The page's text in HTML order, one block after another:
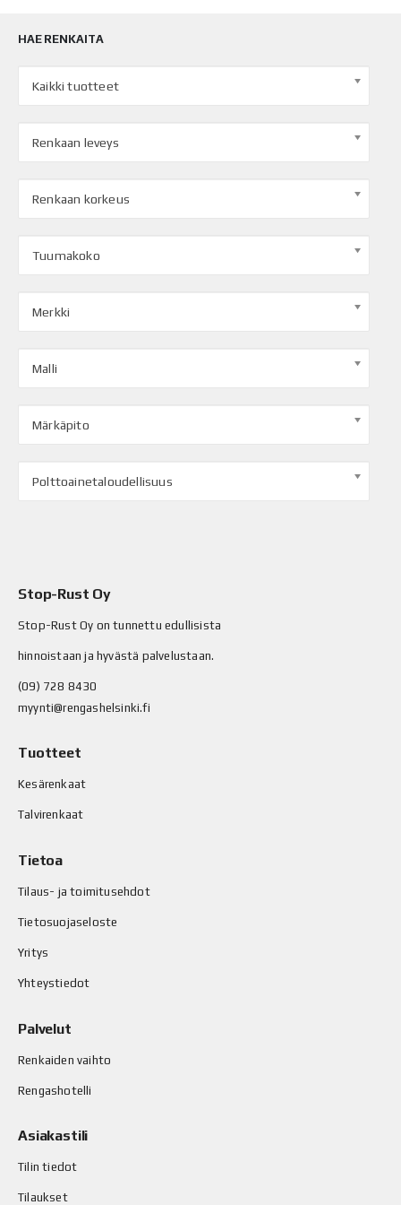
HAE RENKAITA
Kaikki tuotteet
Renkaan leveys
Renkaan korkeus
Tuumakoko
Merkki
Malli
Märkäpito
Polttoainetaloudellisuus
Stop-Rust Oy
Stop-Rust Oy on tunnettu edullisista
hinnoistaan ja hyvästä palvelustaan.
(09) 728 8430
myynti@rengashelsinki.fi
Tuotteet
Kesärenkaat
Talvirenkaat
Tietoa
Tilaus- ja toimitusehdot
Tietosuojaseloste
Yritys
Yhteystiedot
Palvelut
Renkaiden vaihto
Rengashotelli
Asiakastili
Tilin tiedot
Tilaukset